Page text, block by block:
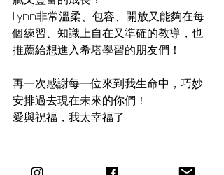
Lynn非常溫柔、包容、開放又能夠在每
個練習、知識上自在又準確的教導，也
推薦給想進入希塔學習的朋友們！
_
再一次感謝每一位來到我生命中，巧妙
安排過去現在未來的你們！
愛與祝福，我太幸福了
希塔療癒希塔解讀
基礎ＤＮＡ